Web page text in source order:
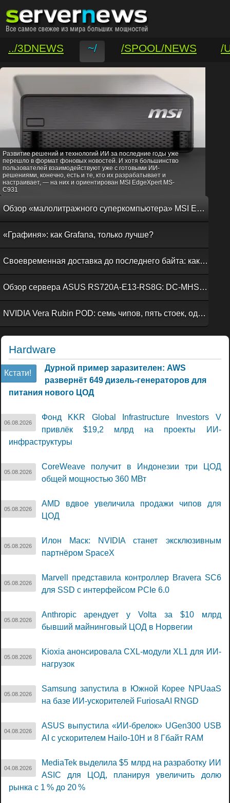
../3DNEWS ~/ /SPOOL/NEWS
/
/VAR/CONTACT
Развитие решений и технологий ИИ за последние годы уже
перешло в формат фоновых новостей. И хотя большинство
пользователей взаимодействуют уже с готовыми ИИ-
решениями, конечно, есть и те, кто их разрабатывает и
настраивает, — на них и ориентирован MSI EdgeXpert MS-
C931
Обзор «малолитражного суперкомпьютера» MSI EdgeXpert MS-C931
«Графиня»: как Grafana, только лучше?
Своевременная доставка до последнего байта: как российская сеть Curator CDN совмещает скорость, безопасность и гибкость управления
Обзор сервера ASUS RS720A-E13-RS8G: DC-MHS во всей красе
NVIDIA Vera Rubin POD: семь чипов, пять стоек, один ИИ-суперкомпьютер
Hardware
Кстати!
Дурной пример заразителен: AWS
развернёт 649 дизель-генераторов для
питания нового ЦОД
06.08.2026
Фонд KKR Global Infrastructure Investors V
привлёк $19,2 млрд на проекты ИИ-
инфраструктуры
05.08.2026
CoreWeave получит в Индонезии три ЦОД
общей мощностью 360 МВт
05.08.2026
AMD вдвое увеличила продажи чипов для
ЦОД
05.08.2026
Илон Маск: NVIDIA станет эксклюзивным
партнёром SpaceX
05.08.2026
Marvell представила контроллер Bravera SC6
для SSD с интерфейсом PCIe 6.0
05.08.2026
Anthropic арендует у Volta за $10 млрд
бывший майнинговый ЦОД в Норвегии
05.08.2026
Kioxia анонсировала CXL-модули XL1 для ИИ-
нагрузок
05.08.2026
Samsung запустила в Южной Корее NPUaaS
на базе ИИ-ускорителей FuriosaAI RNGD
04.08.2026
ASUS выпустила «ИИ-брелок» UGen300 USB
AI с ускорителем Hailo-10H и 8 Гбайт RAM
04.08.2026
MediaTek выделила $5 млрд на разработку ИИ
ASIC для ЦОД, планируя увеличить долю
рынка с 1 % до 20 %